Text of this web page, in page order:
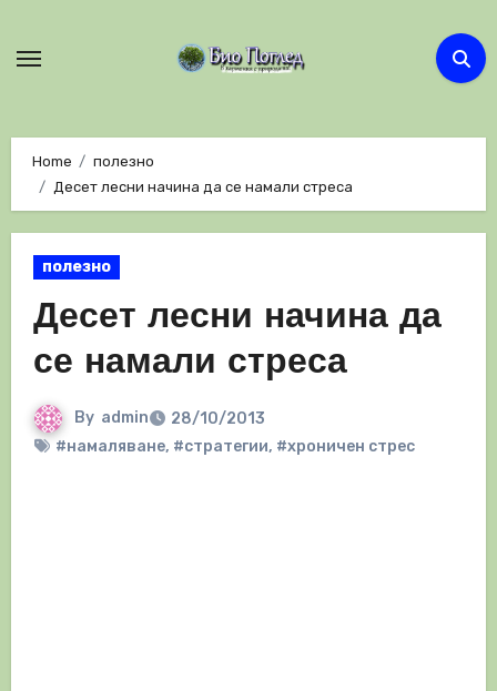
Home
полезно
Десет лесни начина да се намали стреса
полезно
Десет лесни начина да
се намали стреса
By admin
28/10/2013
#намаляване, #стратегии, #хроничен стрес